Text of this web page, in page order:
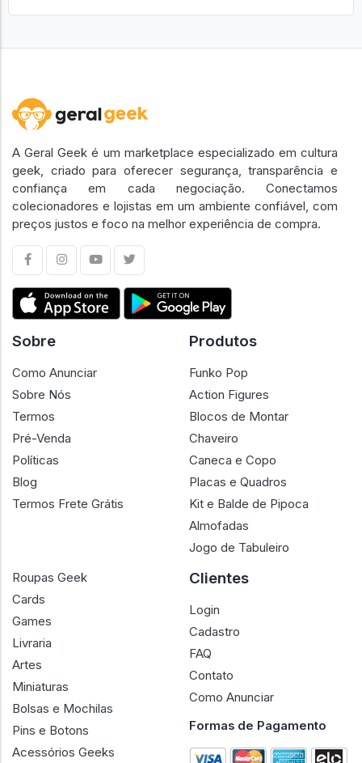
A Geral Geek é um marketplace especializado em cultura
geek, criado para oferecer segurança, transparência e
confiança em cada negociação. Conectamos
colecionadores e lojistas em um ambiente confiável, com
preços justos e foco na melhor experiência de compra.
Sobre
Como Anunciar
Sobre Nós
Termos
Pré-Venda
Políticas
Blog
Termos Frete Grátis
Produtos
Funko Pop
Action Figures
Blocos de Montar
Chaveiro
Caneca e Copo
Placas e Quadros
Kit e Balde de Pipoca
Almofadas
Jogo de Tabuleiro
Roupas Geek
Cards
Games
Livraria
Artes
Miniaturas
Bolsas e Mochilas
Pins e Botons
Acessórios Geeks
Clientes
Login
Cadastro
FAQ
Contato
Como Anunciar
Formas de Pagamento